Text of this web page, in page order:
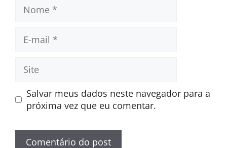
mail
Site
Salvar meus dados neste navegador para a
próxima vez que eu comentar.